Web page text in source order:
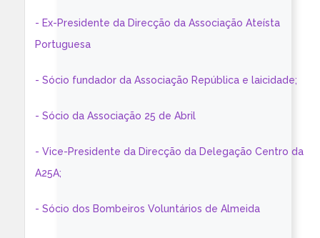
- Ex-Presidente da Direcção da Associação Ateísta
Portuguesa
- Sócio fundador da Associação República e laicidade;
- Sócio da Associação 25 de Abril
- Vice-Presidente da Direcção da Delegação Centro da
A25A;
- Sócio dos Bombeiros Voluntários de Almeida